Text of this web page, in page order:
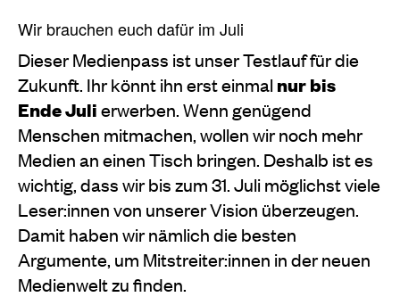
Wir brauchen euch dafür im Juli
Dieser Medienpass ist unser Testlauf für die
Zukunft. Ihr könnt ihn erst einmal nur bis
Ende Julierwerben. Wenn genügend
Menschen mitmachen, wollen wir noch mehr
Medien an einen Tisch bringen. Deshalb ist es
wichtig, dass wir bis zum 31. Juli möglichst viele
Leser:innen von unserer Vision überzeugen.
Damit haben wir nämlich die besten
Argumente, um Mitstreiter:innen in der neuen
Medienwelt zu finden.